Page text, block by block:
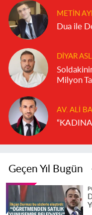
METIN
Dua ile
DIYAR
Milyon
AV. ALI
Geçen Yıl Bugün